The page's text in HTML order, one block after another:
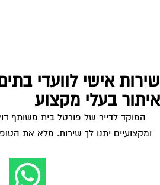
אישי לוועדי
בעלי מקצוע
המוקד לדייר של פורטל בית משותף
ומקצועיים יתנו לך שירות. מלא את